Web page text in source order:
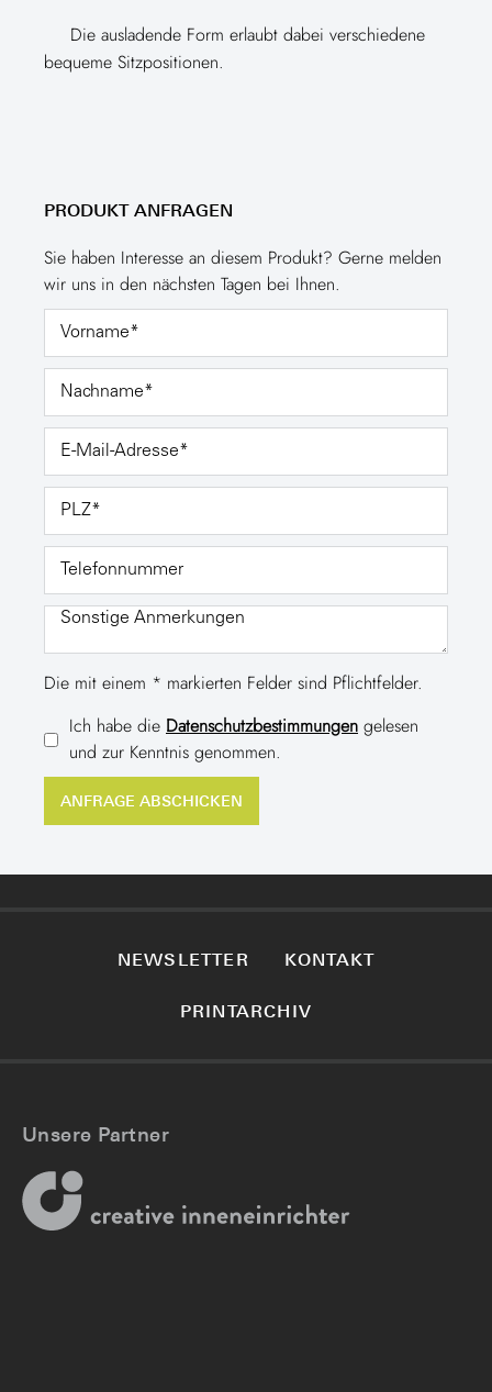
Die ausladende Form erlaubt dabei verschiedene
bequeme Sitzpositionen.
PRODUKT ANFRAGEN
Sie haben Interesse an diesem Produkt? Gerne melden
wir uns in den nächsten Tagen bei Ihnen.
Die mit einem * markierten Felder sind Pflichtfelder.
Ich habe die Datenschutzbestimmungen gelesen
und zur Kenntnis genommen.
NEWSLETTER KONTAKT
PRINTARCHIV
Unsere Partner